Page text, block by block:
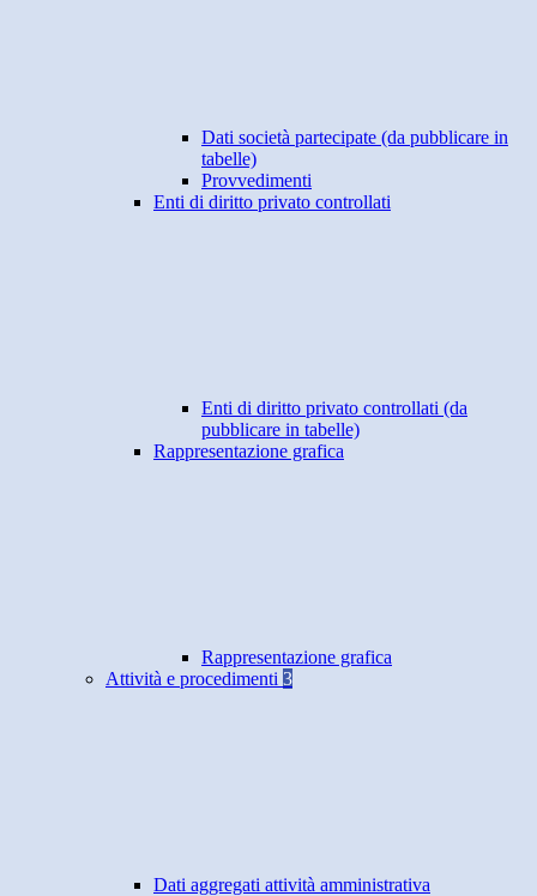
Dati società partecipate (da pubblicare in
tabelle)
Provvedimenti
Enti di diritto privato controllati
Enti di diritto privato controllati (da
pubblicare in tabelle)
Rappresentazione grafica
Rappresentazione grafica
Attività e procedimenti 3
Dati aggregati attività amministrativa